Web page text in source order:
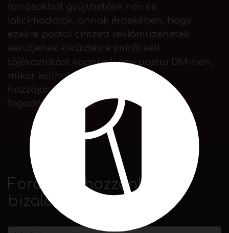
forrásokból gyűjthetőek név és
lakcímadatok, annak érdekében, hogy
ezekre postai címzett reklámüzenetek
kerüljenek kiküldésre (miről kell
tájékoztatást kapnunk egy postai DM-ben,
mikor kellhet az adatkezelési
hozzájárulásunk postai DM-ek
fogadásához stb.).
Forduljon hozzánk
bizalommal!